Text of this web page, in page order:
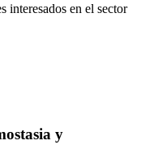
interesados en el sector
y